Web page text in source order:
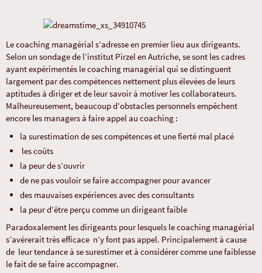
Le coaching managérial s’adresse en premier lieu aux dirigeants.
Selon un sondage de l’institut Pirzel en Autriche, se sont les cadres
ayant expérimentés le coaching managérial qui se distinguent
largement par des compétences nettement plus élevées de leurs
aptitudes à diriger et de leur savoir à motiver les collaborateurs.
Malheureusement, beaucoup d’obstacles personnels empêchent
encore les managers à faire appel au coaching :
la surestimation de ses compétences et une fierté mal placé
les coûts
la peur de s’ouvrir
de ne pas vouloir se faire accompagner pour avancer
des mauvaises expériences avec des consultants
la peur d’être perçu comme un dirigeant faible
Paradoxalement les dirigeants pour lesquels le coaching managérial
s’avérerait très efficace n’y font pas appel. Principalement à cause
de leur tendance à se surestimer et à considérer comme une faiblesse
le fait de se faire accompagner.